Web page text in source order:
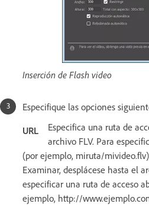
Inserción de Flash video
Especifique las opciones
URL
Especifica una ruta de
archivo FLV. Para
(por ejemplo, miruta/
Examinar, desplácese hasta el
especificar una ruta de acceso
ejemplo, http://